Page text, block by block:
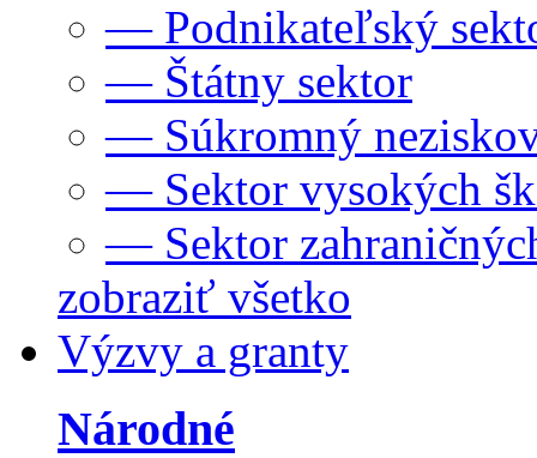
— Podnikateľský
— Štátny sektor
— Súkromný
— Sektor vysokých
— Sektor
zobraziť všetko
Výzvy a granty
Národné